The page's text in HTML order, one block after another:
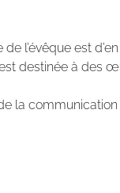
l’évêque est
destinée à des
la communication